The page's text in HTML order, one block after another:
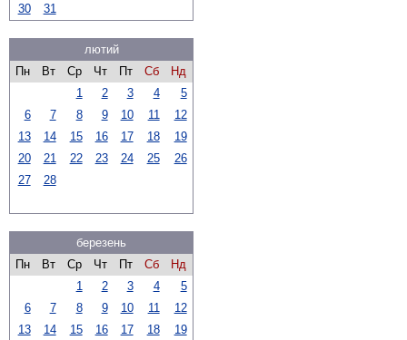
30
31
лютий
Пн
Вт Ср Чт Пт Сб
Нд
1
2 3 4
5
6
7 8 9 10 11
12
13
14 15 16 17 18
19
20
21 22 23 24 25
26
27
28
березень
Пн
Вт Ср Чт Пт Сб
Нд
1
2 3 4
5
6
7 8 9 10 11
12
13
14 15 16 17 18 19